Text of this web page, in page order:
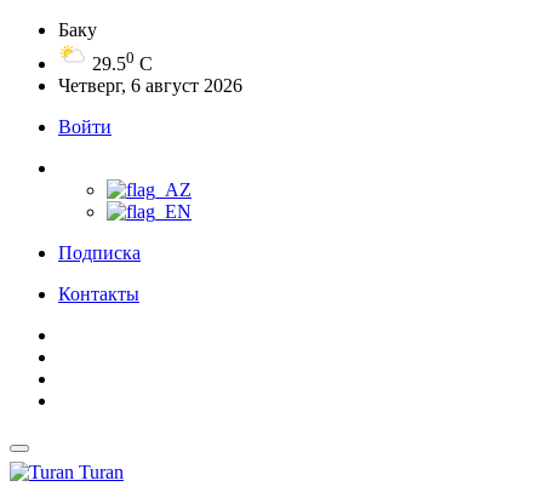
Баку
29.50 C
Четверг, 6 август 2026
Войти
Подписка
Контакты
Turan